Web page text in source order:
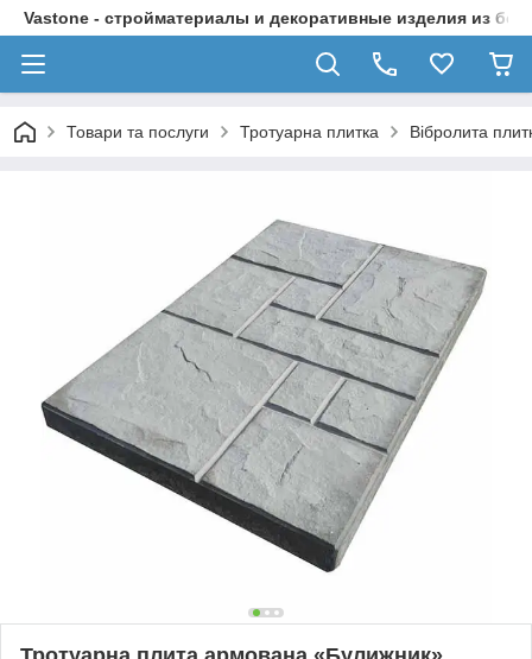
Vastone - стройматериалы и декоративные изделия из
Товари та послуги Тротуарна плитка Вібролита